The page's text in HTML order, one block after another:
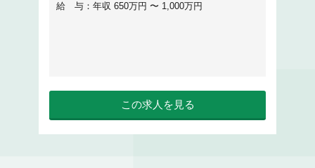
給 与：年収 650万円 〜 1,000万円
この求人を見る